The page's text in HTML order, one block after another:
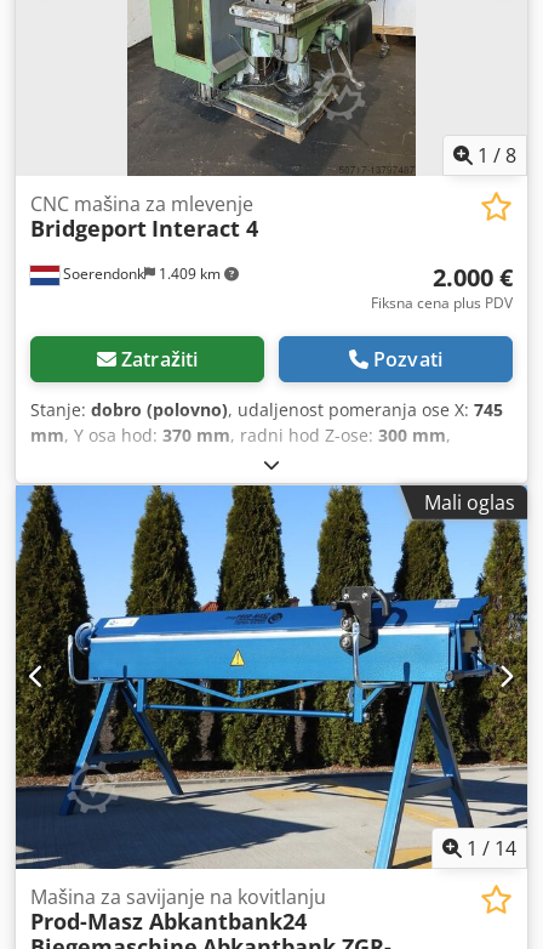
1 /8
Soerendonk 1.409 km
CNC mašina za mlevenje
Bridgeport Interact 4
2.000 €
Fiksna cena plus PDV
Zatražiti Pozvati
Stanje: dobro (polovno), udaljenost pomeranja ose X: 745
mm, Y osa hod: 370 mm, radni hod Z-ose: 300 mm,
Bridgeport glodalica Tip: Interakcija 4 Crsdpsqgcdtjfx Ahljf
kontrola: Heidenhain TNC 155 Ks-putovanje: 745 mm I-
putovanje: 370 mm Z-putovanje: 300 mm Krevet: 960 k 380
mm Vreteno: ISO 40 Dimenzije: 185x180x235 cm DkŠkV
Mali oglas
1 / 14
Mašina za savijanje na kovitlanju
Prod-Masz Abkantbank24